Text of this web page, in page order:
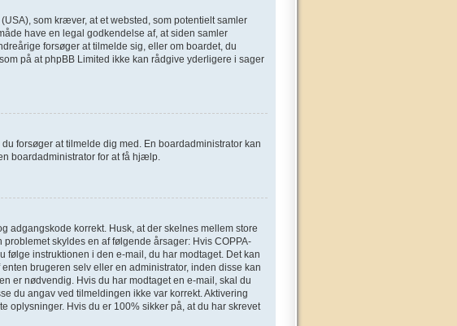
som kræver, at et websted, som potentielt samler
have en legal godkendelse af, at siden samler
forsøger at tilmelde sig, eller om boardet, du
på at phpBB Limited ikke kan rådgive yderligere i sager
forsøger at tilmelde dig med. En boardadministrator kan
boardadministrator for at få hjælp.
adgangskode korrekt. Husk, at der skelnes mellem store
skyldes en af følgende årsager: Hvis COPPA-
følge instruktionen i den e-mail, du har modtaget. Det kan
brugeren selv eller en administrator, inden disse kan
er nødvendig. Hvis du har modtaget en e-mail, skal du
du angav ved tilmeldingen ikke var korrekt. Aktivering
oplysninger. Hvis du er 100% sikker på, at du har skrevet